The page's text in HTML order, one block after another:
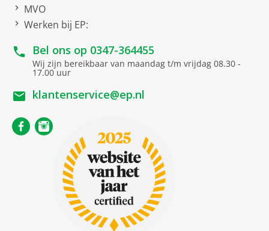
Dit strijkijzer werkt met gewoon kraanwater. Calc Clean
is een ingebouwde reinigingsfunctie voor het
optimale prestaties.
Automatische
Snoer
1.9 meter
netto hoogte
29 cm
netto gewicht
1.2 kg
MVO
Werken bij EP:
Bel ons op 0347-364455
Wij zijn bereikbaar van maandag t/m vrijdag 08.30 -
17.00 uur
klantenservice@ep.nl